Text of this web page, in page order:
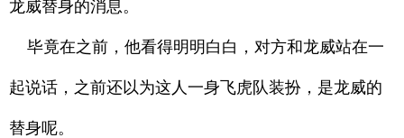
龙威替身的消息。
毕竟在之前，他看得明明白白，对方和龙威站在一
起说话，之前还以为这人一身飞虎队装扮，是龙威的
替身呢。